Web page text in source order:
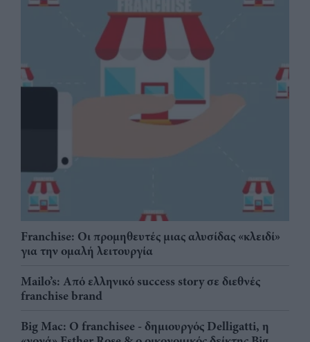
Franchise: Οι προμηθευτές μιας αλυσίδας «κλειδί»
για την ομαλή λειτουργία
Mailo’s: Από ελληνικό success story σε διεθνές
franchise brand
Big Mac: Ο franchisee - δημιουργός Delligatti, η